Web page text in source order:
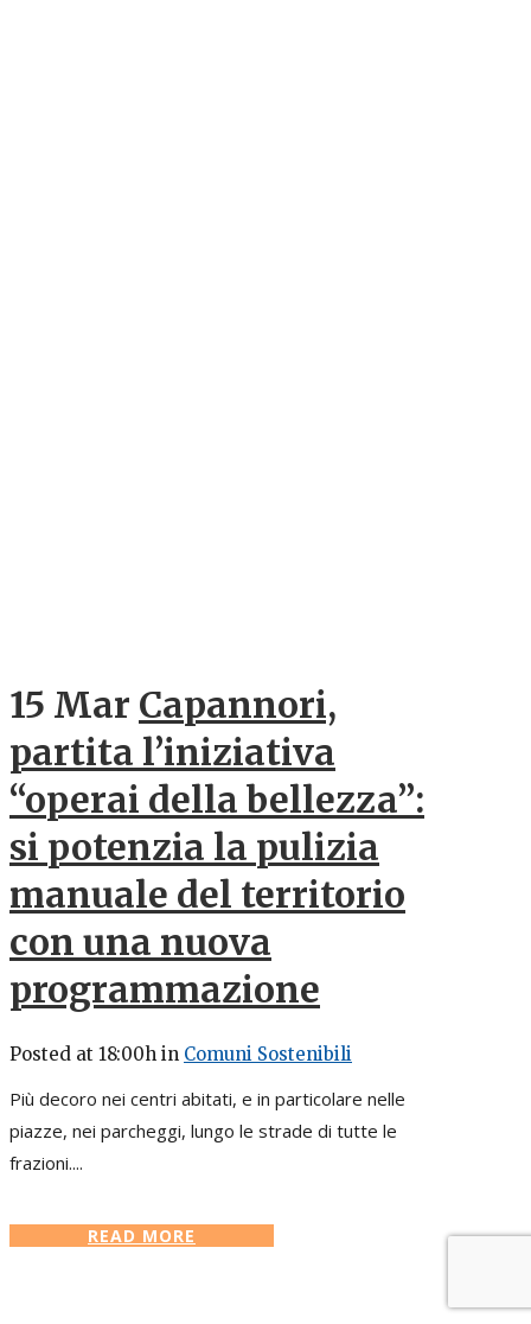
15 Mar Capannori,
partita l’iniziativa
“operai della bellezza”:
si potenzia la pulizia
manuale del territorio
con una nuova
programmazione
Posted at 18:00h in Comuni Sostenibili
Più decoro nei centri abitati, e in particolare nelle
piazze, nei parcheggi, lungo le strade di tutte le
frazioni....
READ MORE